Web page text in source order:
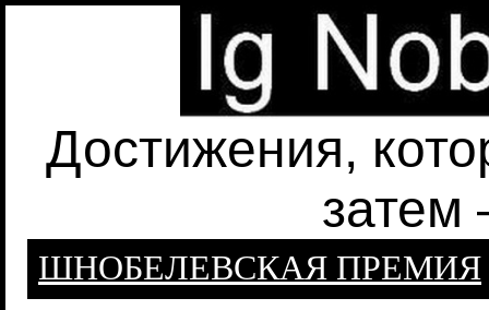
Достижения,
затем
ШНОБЕЛЕВСКАЯ ПРЕМИЯ